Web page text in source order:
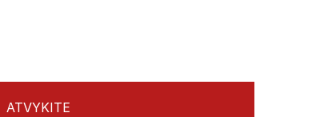
ATVYKITE